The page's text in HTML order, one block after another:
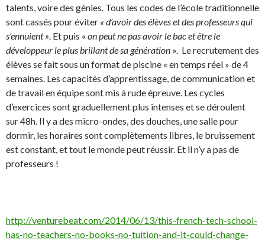
talents, voire des génies. Tous les codes de l’école traditionnelle
sont cassés pour éviter « d’avoir des élèves et des professeurs qui
s’ennuient ». Et puis « on peut ne pas avoir le bac et être le
développeur le plus brillant de sa génération ». Le recrutement des
élèves se fait sous un format de piscine « en temps réel » de 4
semaines. Les capacités d’apprentissage, de communication et
de travail en équipe sont mis à rude épreuve. Les cycles
d’exercices sont graduellement plus intenses et se déroulent
sur 48h. Il y a des micro-ondes, des douches, une salle pour
dormir, les horaires sont complètements libres, le bruissement
est constant, et tout le monde peut réussir. Et il n’y a pas de
professeurs !
http://venturebeat.com/2014/06/13/this-french-tech-school-
has-no-teachers-no-books-no-tuition-and-it-could-change-